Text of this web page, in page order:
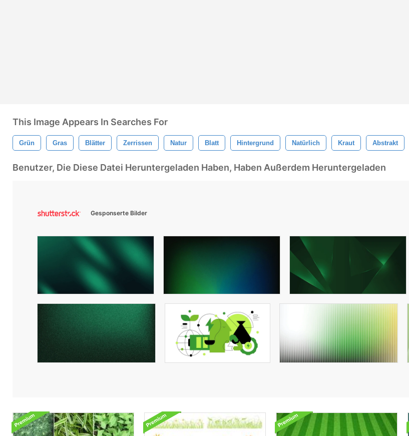
This Image Appears In Searches For
Grün Gras Blätter Zerrissen Natur Blatt Hintergrund Natürlich Kraut Abstrakt
Benutzer, Die Diese Datei Heruntergeladen Haben, Haben Außerdem Heruntergeladen
Gesponserte Bilder